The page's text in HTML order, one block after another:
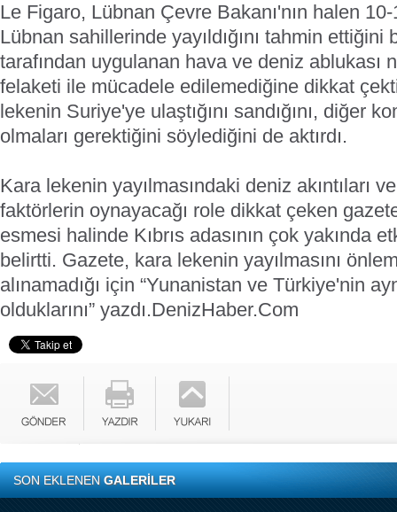
Le Figaro, Lübnan Çevre Bakanı'nın halen 10-
Lübnan sahillerinde yayıldığını tahmin
tarafından uygulanan hava ve deniz ablukası
felaketi ile mücadele edilemediğine dikkat
lekenin Suriye'ye ulaştığını sandığını, diğer
olmaları gerektiğini söylediğini de aktırdı.
Kara lekenin yayılmasındaki deniz akıntıları
faktörlerin oynayacağı role dikkat çeken
esmesi halinde Kıbrıs adasının çok yakında
belirtti. Gazete, kara lekenin yayılmasını
alınamadığı için “Yunanistan ve Türkiye'nin
olduklarını” yazdı.DenizHaber.Com
SON EKLENENGALERİLER